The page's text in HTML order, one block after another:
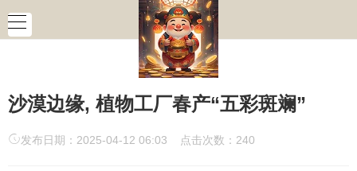
沙漠边缘, 植物工厂春产“五彩斑斓”
发布日期：2025-04-12 06:03 点击次数：240